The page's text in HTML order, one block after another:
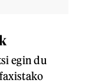
egin du